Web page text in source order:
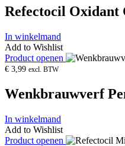
Refectocil Oxidant
In winkelmand
Add to Wishlist
Product openen
€ 3,99 excl. BTW
Wenkbrauwverf
In winkelmand
Add to Wishlist
Product openen